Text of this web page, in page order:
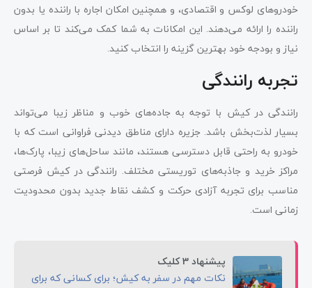
خودروهای لوکس و اقتصادی، و همچنین امکان اجاره با راننده یا بدون
راننده را ارائه می‌دهند. این امکانات به شما کمک می‌کند تا بر اساس
نیاز و بودجه خود بهترین گزینه را انتخاب کنید.
تجربه رانندگی
رانندگی در کیش با توجه به جاده‌های خوب و مناظر زیبا می‌تواند
بسیار لذت‌بخش باشد. جزیره دارای مناطق دیدنی فراوانی است که با
خودرو به راحتی قابل دسترسی هستند، مانند ساحل‌های زیبا، پارک‌ها،
مراکز خرید و جاذبه‌های توریستی مختلف. رانندگی در کیش فرصتی
مناسب برای تجربه آزادی حرکت و کشف نقاط جدید بدون محدودیت
زمانی است.
پیشنهاد 3 کلیک
نکات مهم در سفر به کیش؛ برای کسانی که برای